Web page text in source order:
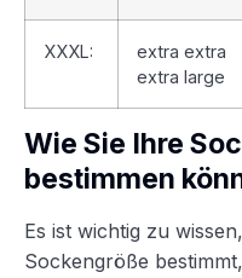
XXXL:
extra extra
extra large
Wie Sie Ihre
bestimmen
Es ist wichtig zu
Sockengröße